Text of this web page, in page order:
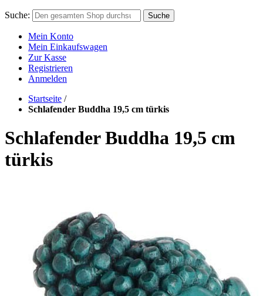
Suche: Suche
Mein Konto
Mein Einkaufswagen
Zur Kasse
Registrieren
Anmelden
Startseite /
Schlafender Buddha 19,5 cm türkis
Schlafender Buddha 19,5 cm
türkis